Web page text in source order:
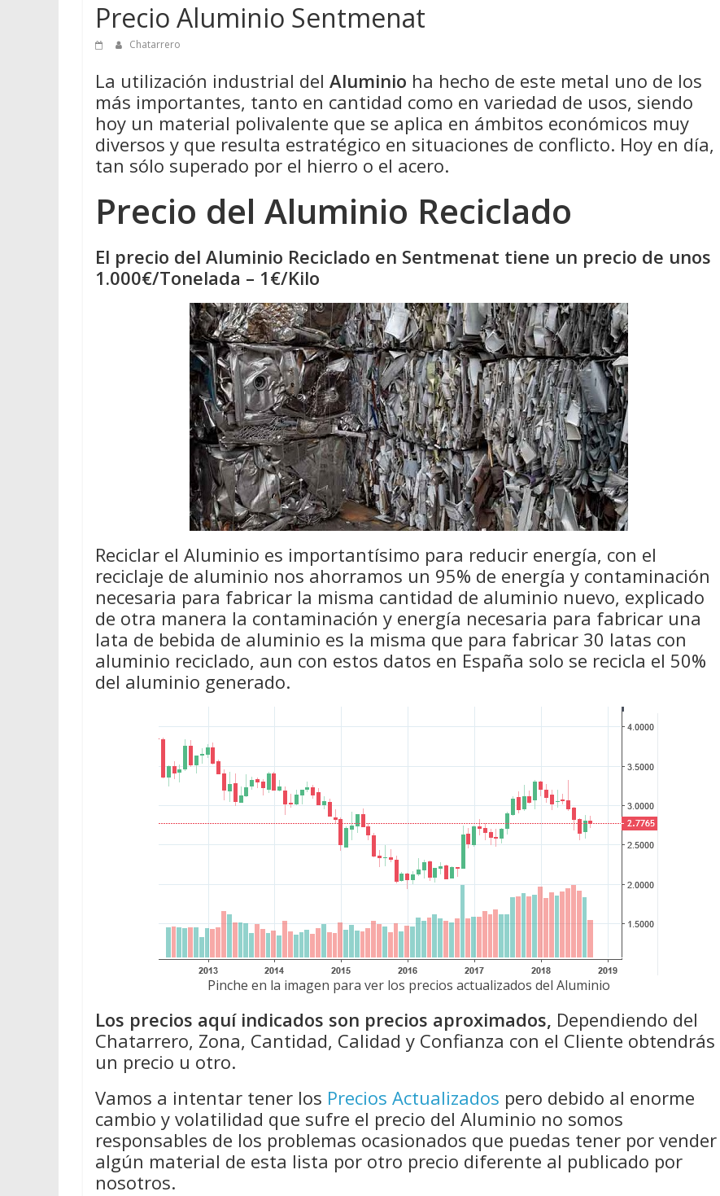
Precio Aluminio Sentmenat
Chatarrero
La utilización industrial del Aluminio ha hecho de este metal uno de los
más importantes, tanto en cantidad como en variedad de usos, siendo
hoy un material polivalente que se aplica en ámbitos económicos muy
diversos y que resulta estratégico en situaciones de conflicto. Hoy en día,
tan sólo superado por el hierro o el acero.
Precio del Aluminio Reciclado
El precio del Aluminio Reciclado en Sentmenat tiene un precio de unos
1.000€/Tonelada – 1€/Kilo
Reciclar el Aluminio es importantísimo para reducir energía, con el
reciclaje de aluminio nos ahorramos un 95% de energía y contaminación
necesaria para fabricar la misma cantidad de aluminio nuevo, explicado
de otra manera la contaminación y energía necesaria para fabricar una
lata de bebida de aluminio es la misma que para fabricar 30 latas con
aluminio reciclado, aun con estos datos en España solo se recicla el 50%
del aluminio generado.
Pinche en la imagen para ver los precios actualizados del Aluminio
Los precios aquí indicados son precios aproximados, Dependiendo del
Chatarrero, Zona, Cantidad, Calidad y Confianza con el Cliente obtendrás
un precio u otro.
Vamos a intentar tener los Precios Actualizados pero debido al enorme
cambio y volatilidad que sufre el precio del Aluminio no somos
responsables de los problemas ocasionados que puedas tener por vender
algún material de esta lista por otro precio diferente al publicado por
nosotros.